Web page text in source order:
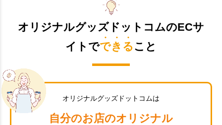
オリジナルグッズドットコムのECサ
イトでできる こと
オリジナルグッズドットコムは
自分のお店のオリジナル